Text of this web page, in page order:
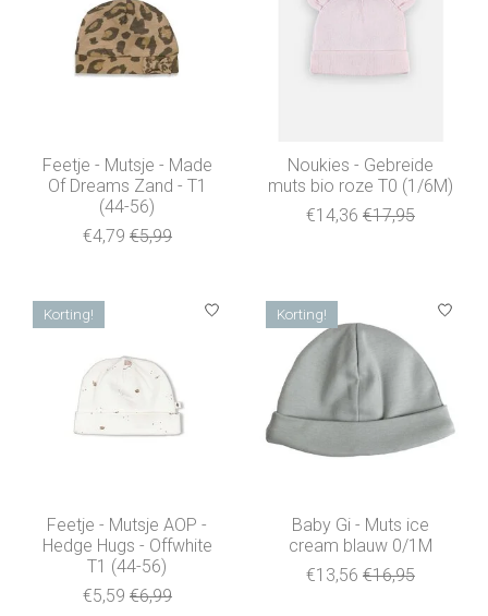
Feetje - Mutsje - Made
Of Dreams Zand - T1
(44-56)
€4,79 €5,99
Noukies - Gebreide
muts bio roze T0 (1/6M)
€14,36 €17,95
Korting!
Feetje - Mutsje AOP -
Hedge Hugs - Offwhite
T1 (44-56)
€5,59 €6,99
Korting!
Baby Gi - Muts ice
cream blauw 0/1M
€13,56 €16,95